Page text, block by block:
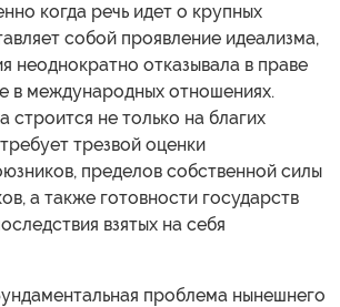
когда речь идет о крупных
собой проявление идеализма,
неоднократно отказывала в праве
в международных отношениях.
строится не только на благих
трезвой оценки
пределов собственной силы
а также готовности государств
взятых на себя
проблема нынешнего